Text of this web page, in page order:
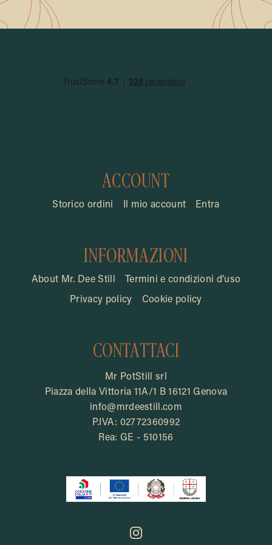
ACCOUNT
Storico ordini Il mio account Entra
INFORMAZIONI
About Mr. Dee Still Termini e condizioni d’uso
Privacy policy Cookie policy
CONTATTACI
Mr PotStill srl
Piazza della Vittoria 11A/1 B 16121 Genova
info@mrdeestill.com
P.IVA: 02772360992
Rea: GE - 510156